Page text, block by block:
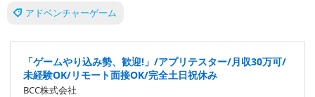
アドベンチャーゲーム
「ゲームやり込み勢、歓迎!」/アプリテスター/月収30万可/
未経験OK/リモート面接OK/完全土日祝休み
BCC株式会社